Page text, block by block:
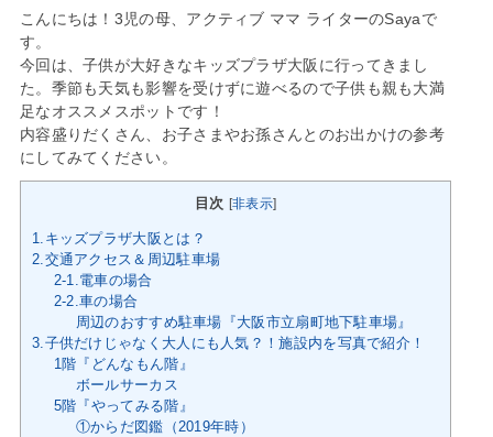
こんにちは！3児の母、アクティブ ママ ライターのSayaで
す。
今回は、子供が大好きなキッズプラザ大阪に行ってきまし
た。季節も天気も影響を受けずに遊べるので子供も親も大満
足なオススメスポットです！
内容盛りだくさん、お子さまやお孫さんとのお出かけの参考
にしてみてください。
目次 [非表示]
1.キッズプラザ大阪とは？
2.交通アクセス＆周辺駐車場
2-1.電車の場合
2-2.車の場合
周辺のおすすめ駐車場『大阪市立扇町地下駐車場』
3.子供だけじゃなく大人にも人気？！施設内を写真で紹介！
1階『どんなもん階』
ボールサーカス
5階『やってみる階』
①からだ図鑑（2019年時）